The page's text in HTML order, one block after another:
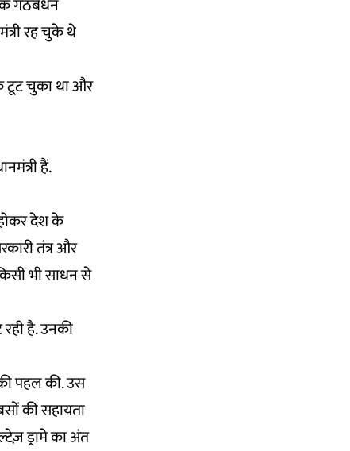
गठबंधन
रह चुके थे
टूट चुका था और
हैं.
देश के
तंत्र और
भी साधन से
है. उनकी
पहल की. उस
की सहायता
ड्रामे का अंत